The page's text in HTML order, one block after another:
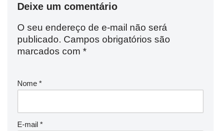
Deixe um comentário
O seu endereço de e-mail não será
publicado. Campos obrigatórios são
marcados com *
Nome *
E-mail *